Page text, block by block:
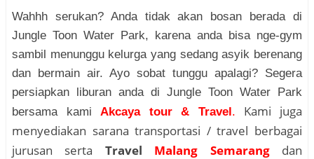
Wahhh serukan? Anda tidak akan bosan berada di
Jungle Toon Water Park, karena anda bisa nge-gym
sambil menunggu kelurga yang sedang asyik berenang
dan bermain air. Ayo sobat tunggu apalagi? Segera
persiapkan liburan anda di Jungle Toon Water Park
bersama kami Akcaya tour & Travel.
Kami juga
menyediakan sarana transportasi / travel berbagai
jurusan serta Travel Malang Semarangdan